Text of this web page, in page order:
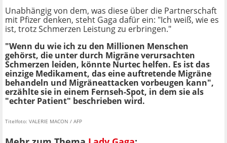
Unabhängig von dem, was diese über die Partnerschaft
mit Pfizer denken, steht Gaga dafür ein: "Ich weiß, wie es
ist, trotz Schmerzen Leistung zu erbringen."
"Wenn du wie ich zu den Millionen Menschen
gehörst, die unter durch Migräne verursachten
Schmerzen leiden, könnte Nurtec helfen. Es ist das
einzige Medikament, das eine auftretende Migräne
behandeln und Migräneattacken vorbeugen kann",
erzählte sie in einem Fernseh-Spot, in dem sie als
"echter Patient" beschrieben wird.
Titelfoto: VALERIE MACON / AFP